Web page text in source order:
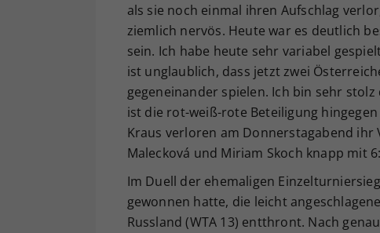
als sie noch einmal ihren Aufschlag
ziemlich nervös. Heute war es deutlich
sein. Ich habe heute sehr variabel
ist unglaublich, dass jetzt zwei
gegeneinander spielen. Ich bin sehr
ist die rot-weiß-rote Beteiligung
Kraus verloren am Donnerstagabend ihr
Malecková und Miriam Skoch knapp mit
Im Duell der ehemaligen
gewonnen hatte, die leicht
Russland (WTA 13) entthront. Nach